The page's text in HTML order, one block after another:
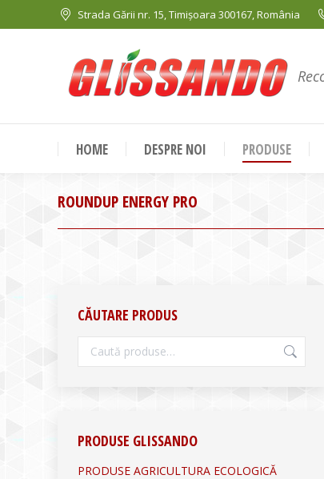
Strada Gării nr. 15, Timișoara 300167, România
HOME DESPRE NOI PRODUSE
ROUNDUP ENERGY PRO
CĂUTARE PRODUS
PRODUSE GLISSANDO
PRODUSE AGRICULTURA ECOLOGICĂ